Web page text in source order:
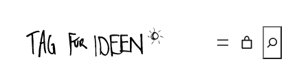
Inhalt
springen